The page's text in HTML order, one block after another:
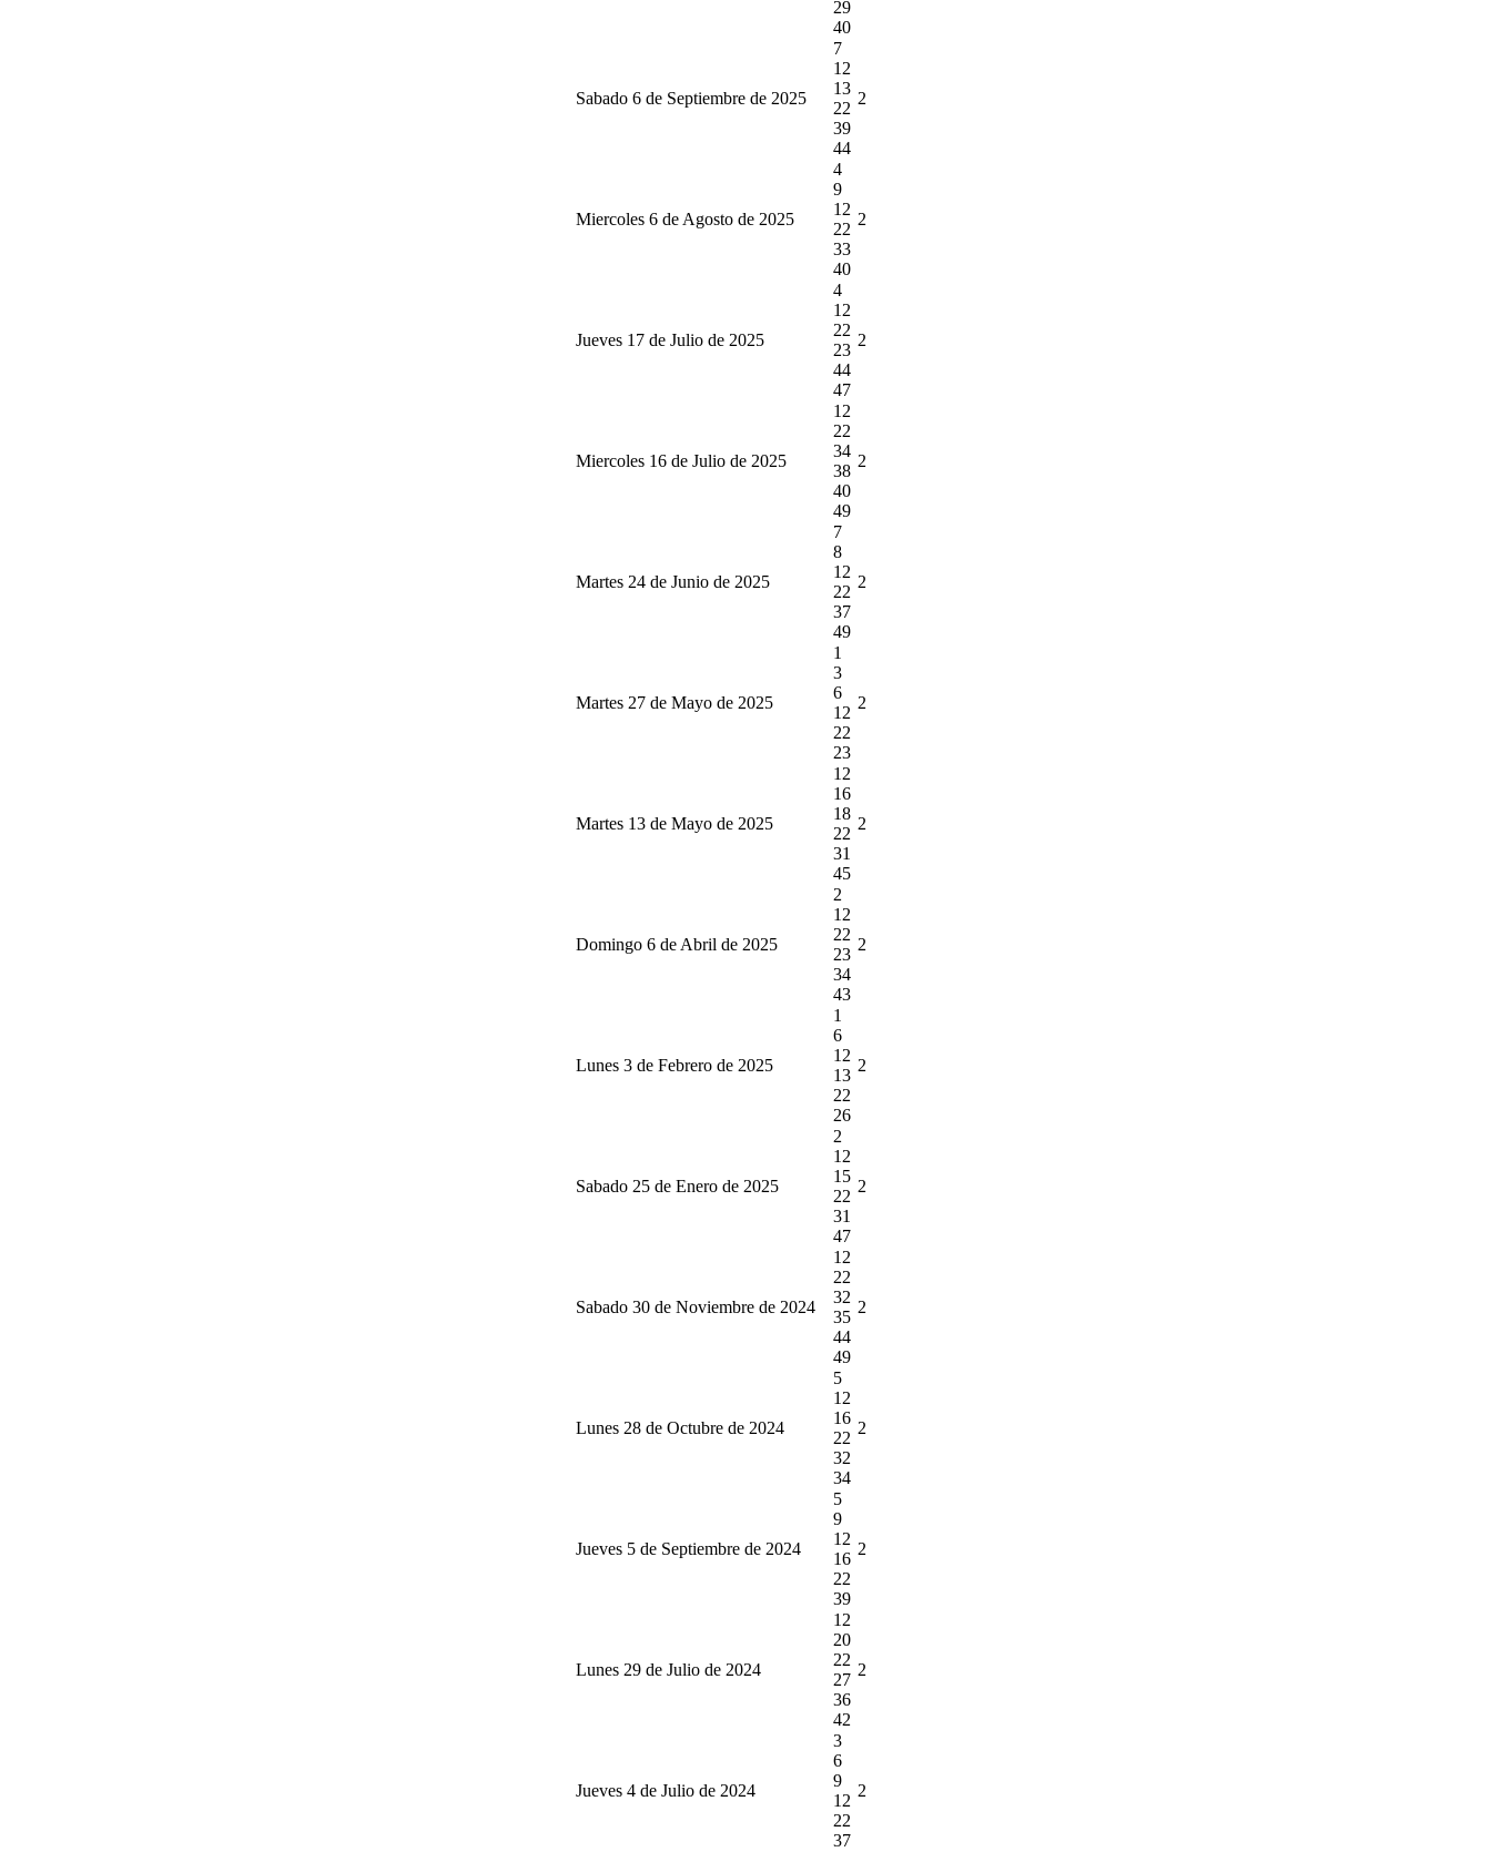
29
40
Sabado 6 de Septiembre de 2025
7
12
13
22
39
44
2
Miercoles 6 de Agosto de 2025
4
9
12
22
33
40
2
Jueves 17 de Julio de 2025
4
12
22
23
44
47
2
Miercoles 16 de Julio de 2025
12
22
34
38
40
49
2
Martes 24 de Junio de 2025
7
8
12
22
37
49
2
Martes 27 de Mayo de 2025
1
3
6
12
22
23
2
Martes 13 de Mayo de 2025
12
16
18
22
31
45
2
Domingo 6 de Abril de 2025
2
12
22
23
34
43
2
Lunes 3 de Febrero de 2025
1
6
12
13
22
26
2
Sabado 25 de Enero de 2025
2
12
15
22
31
47
2
Sabado 30 de Noviembre de 2024
12
22
32
35
44
49
2
Lunes 28 de Octubre de 2024
5
12
16
22
32
34
2
Jueves 5 de Septiembre de 2024
5
9
12
16
22
39
2
Lunes 29 de Julio de 2024
12
20
22
27
36
42
2
Jueves 4 de Julio de 2024
3
6
9
12
22
37
2